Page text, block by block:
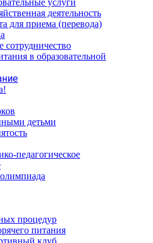
услуги
деятельность
для приема (перевода)
в образовательной
детьми
педагогическое
процедур
питания
клуб